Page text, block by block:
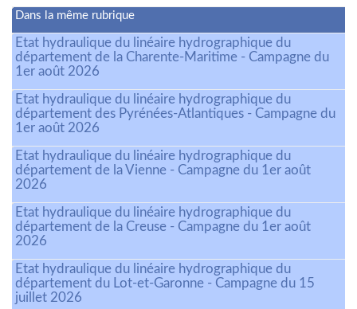
Dans la même rubrique
Etat hydraulique du linéaire hydrographique du
département de la Charente-Maritime - Campagne du
1er août 2026
Etat hydraulique du linéaire hydrographique du
département des Pyrénées-Atlantiques - Campagne du
1er août 2026
Etat hydraulique du linéaire hydrographique du
département de la Vienne - Campagne du 1er août
2026
Etat hydraulique du linéaire hydrographique du
département de la Creuse - Campagne du 1er août
2026
Etat hydraulique du linéaire hydrographique du
département du Lot-et-Garonne - Campagne du 15
juillet 2026